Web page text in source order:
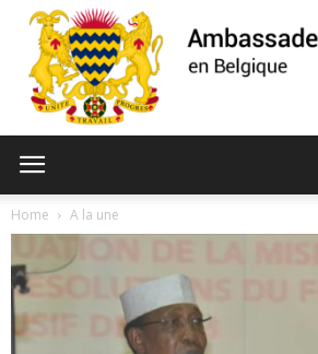
Home A la une